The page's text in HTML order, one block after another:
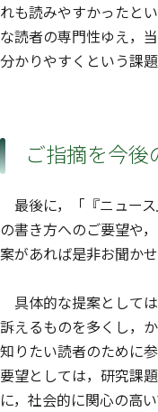
れも読みやすかったと
な読者の専門性ゆえ，
分かりやすくという課
ご指摘を今
最後に，「『ニュー
の書き方へのご要望や
案があれば是非お聞か
具体的な提案として
訴えるものを多くし，
知りたい読者のために
要望としては，研究課
に，社会的に関心の高